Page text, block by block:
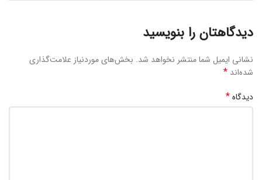
دیدگاهتان را بنویسید
نشانی ایمیل شما منتشر نخواهد شد. بخش‌های موردنیاز علامت‌گذاری
شده‌اند *
دیدگاه*